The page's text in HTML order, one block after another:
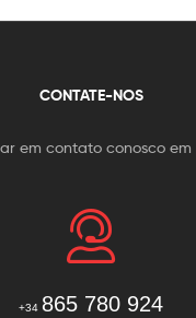
CONTATE-NOS
em contato conosco em
+34 865 780 924